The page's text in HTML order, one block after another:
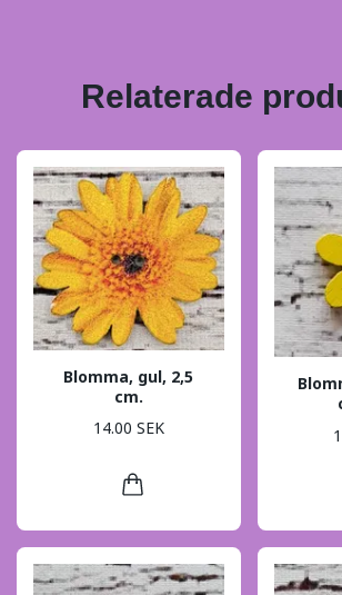
Relaterade
Blomma, gul, 2,5
cm.
14.00 SEK